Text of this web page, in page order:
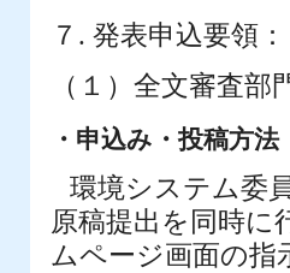
７ . 発表申込要領：
（１）全文審査部
・申込み・投稿方法
環境システム委
原稿提出を同時に
ムページ画面の指